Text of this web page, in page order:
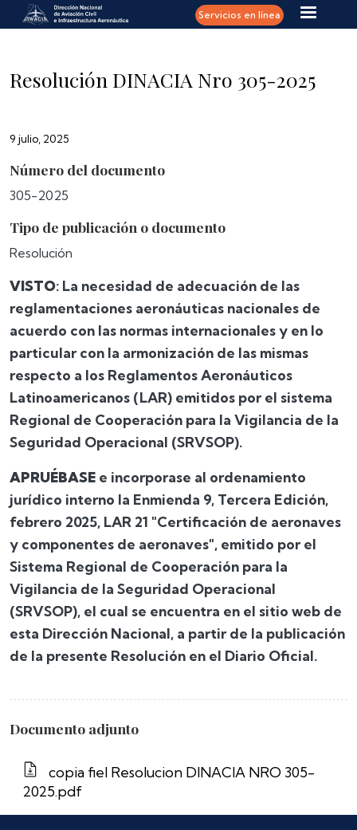
Pasar al contenido principal Servicios en línea
Resolución DINACIA Nro 305-2025
9 julio, 2025
Número del documento
305-2025
Tipo de publicación o documento
Resolución
VISTO: La necesidad de adecuación de las
reglamentaciones aeronáuticas nacionales de
acuerdo con las normas internacionales y en lo
particular con la armonización de las mismas
respecto a los Reglamentos Aeronáuticos
Latinoamericanos (LAR) emitidos por el sistema
Regional de Cooperación para la Vigilancia de la
Seguridad Operacional (SRVSOP).
APRUÉBASE e incorporase al ordenamiento
jurídico interno la Enmienda 9, Tercera Edición,
febrero 2025, LAR 21 "Certificación de aeronaves
y componentes de aeronaves", emitido por el
Sistema Regional de Cooperación para la
Vigilancia de la Seguridad Operacional
(SRVSOP), el cual se encuentra en el sitio web de
esta Dirección Nacional, a partir de la publicación
de la presente Resolución en el Diario Oficial.
Documento adjunto
copia fiel Resolucion DINACIA NRO 305-
2025.pdf